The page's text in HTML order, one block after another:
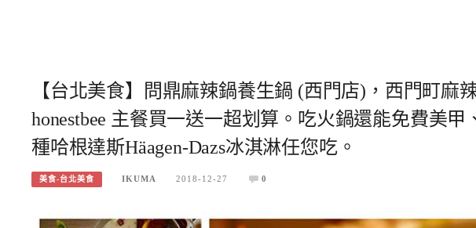
【台北美食】問鼎麻辣鍋養生鍋 (西門店)，西門町麻
honestbee 主餐買一送一超划算。吃火鍋還能免費美
種哈根達斯Häagen-Dazs冰淇淋任您吃。
美食-台北美食 IKUMA 2018-12-27 0